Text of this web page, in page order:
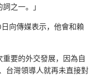
之一。」
向傳媒表示，他會和賴
要的外交發展，因為自
台灣領導人就再未直接對